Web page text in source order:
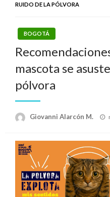
RUIDO DE LA PÓLVORA
BOGOTÁ
mascota se
pólvora
Giovanni Alarcón M.